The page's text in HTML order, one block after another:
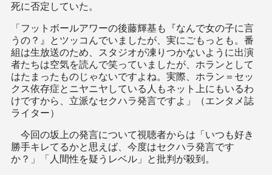
死に否定していた。
「フットボールアワーの後藤輝基も『なんで女の子に言
うの？』とツッコんでいましたが、実にごもっとも。番
組は生放送のため、スタジオが凍りつかないように出演
者たちは空気を読んで笑っていましたが、ホランとして
はたまったものじゃないですよね。実際、ホラン＝セッ
クス依存症とニヤニヤしている人もネット上にもいるわ
けですから、立派なセクハラ発言ですよ」（エンタメ誌
ライター）
今回の坂上の発言について視聴者からは「いつも好き
勝手キレてるかと思えば、今度はセクハラ発言です
か？」「人間性を疑うレベル」と批判が殺到。